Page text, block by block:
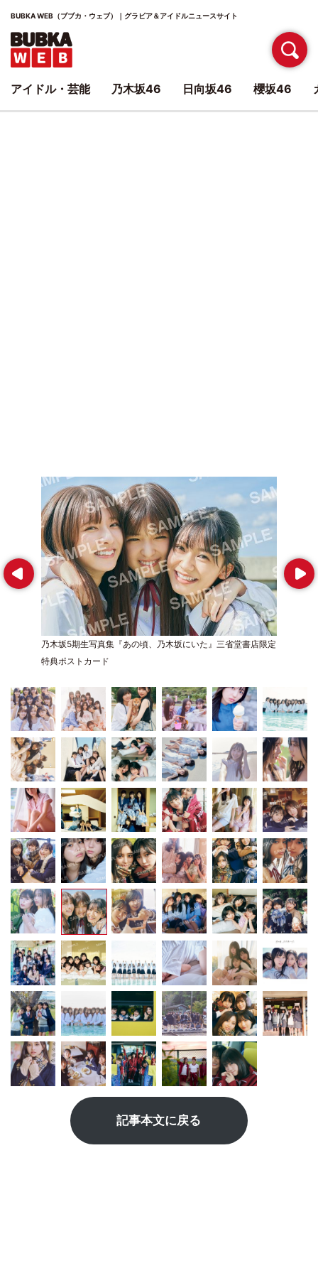
BUBKA WEB（ブブカ・ウェブ）｜グラビア＆アイドルニュースサイト
Prev
乃木坂5期生写真集『あの頃、乃木坂にいた』三省堂書店限定
特典ポストカード
Next
記事本文に戻る
アイドル・芸能 乃木坂46 日向坂46 櫻坂46